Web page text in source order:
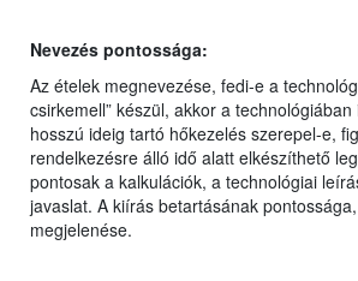
Nevezés pontossága:
Az ételek megnevezése, fedi-e a
csirkemell” készül, akkor a technológiában
hosszú ideig tartó hőkezelés szerepel-e,
rendelkezésre álló idő alatt elkészíthető
pontosak a kalkulációk, a technológiai
javaslat. A kiírás betartásának
megjelenése.